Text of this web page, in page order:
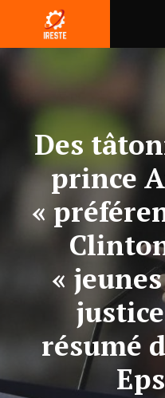
contenu
Des
prince
«
«
résumé